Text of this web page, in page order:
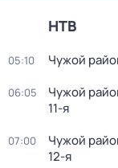
НТВ
05:10 Чужой
06:05 Чужой
11-я
07:00 Чужой
12-я